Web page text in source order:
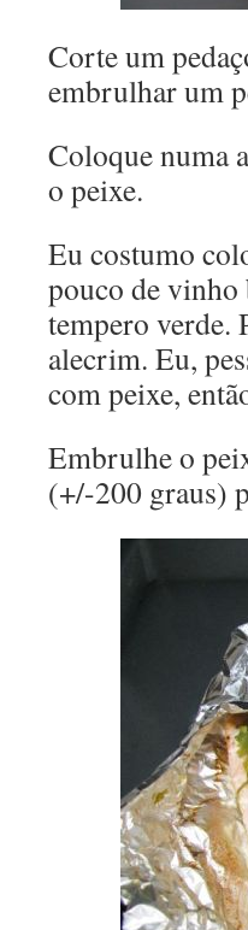
Corte um
embrulhar um
Coloque numa
o peixe.
Eu costumo
pouco de vinho
tempero verde.
alecrim. Eu,
com peixe,
Embrulhe o
(+/-200 graus)